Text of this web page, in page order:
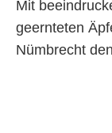
Mit
geernteten
Nümbrecht